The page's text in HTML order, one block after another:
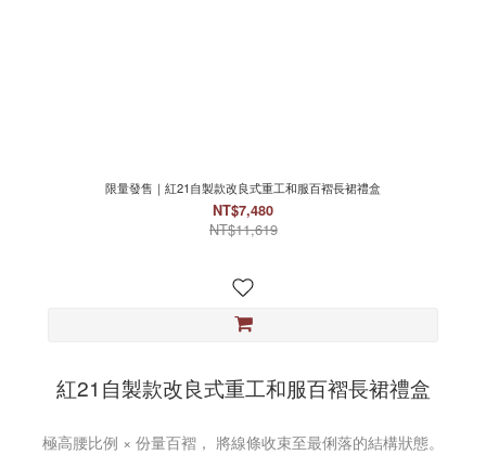
限量發售｜紅21自製款改良式重工和服百褶長裙禮盒
NT$7,480
NT$11,619
紅21自製款改良式重工和服百褶長裙禮盒
極高腰比例 × 份量百褶， 將線條收束至最俐落的結構狀態。